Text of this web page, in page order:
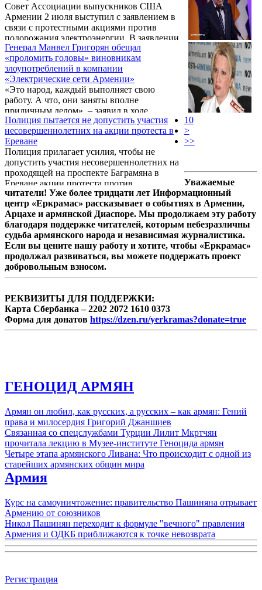
служащие баррикадами мусорные баки. Об
этом он чуть ранее сказал в беседе с
журналистами на месте проведения акции
протеста.
Совет Ассоциации выпускников США
Армении 2 июля выступил с заявлением в
связи с протестными акциями против
подорожания электроэнергии. В заявлении
говорится:
Генерал Манвел Григорян обещал
«проломить головы» виновникам
злоупотреблений в компании
«Электрические сети Армении»
«Это народ, каждый выполняет свою
работу. А что, они заняты вполне
приличным делом», – заявил в ходе
сегодняшнего брифинга в Национальном
Собрании РА депутат от правящей
Республиканской партии Армении (РПА),
генерал Манвел Григорян, обратившись к
митингам против повышения тарифов на
электроэнергию на проспекте Баграмяна в
Ереване.
Полиция пытается не допустить участия
несовершеннолетних на акции протеста в
Ереване
Полиция прилагает усилия, чтобы не
допустить участия несовершеннолетних на
проходящей на проспекте Баграмяна в
Ереване акции протеста против
подорожания электроэнергии.
10
>
>>
Уважаемые
читатели! Уже более тридцати лет Информационный
центр «Еркрамас» рассказывает о событиях в Армении,
Арцахе и армянской Диаспоре. Мы продолжаем эту работу
благодаря поддержке читателей, которым небезразличны
судьба армянского народа и независимая журналистика.
Если вы цените нашу работу и хотите, чтобы «Еркрамас»
продолжал развиваться, вы можете поддержать проект
добровольным взносом.
РЕКВИЗИТЫ ДЛЯ ПОДДЕРЖКИ:
Карта Сбербанка – 2202 2072 1610 0373
Форма для донатов https://dzen.ru/yerkramas?donate=true
ГЕНОЦИД АРМЯН
Армян он любил, как русских, а русских – как армян: Гений
права и милосердия Григорий Джаншиев
Связанная со спецслужбами Турции Лилит Мкртчян
прочитала лекцию в Музее-институте Геноцида армян
Четыре этапа армянского Ливана: Что происходит с одной из
старейших армянских общин мира
Армия
Курс на самоуничтожение: правительство Пашиняна отрывает
Армению от союзников
Никол Пашинян переходит к формуле "вечного" правления
Армения и ОДКБ приближаются к точке невозврата
Регистрация